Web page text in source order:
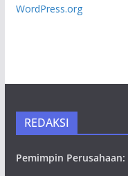
WordPress.org
REDAKSI
Pemimpin Perusahaan: